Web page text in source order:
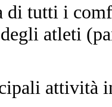
di tutti i
atleti
attività